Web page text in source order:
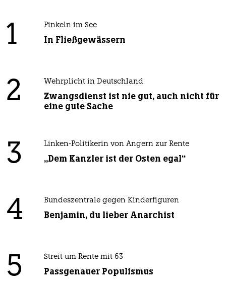
1 Pinkeln im See
In Fließgewässern
2 Wehrplicht in Deutschland
Zwangsdienst ist nie gut, auch nicht für
eine gute Sache
3 Linken-Politikerin von Angern zur Rente
„Dem Kanzler ist der Osten egal“
4 Bundeszentrale gegen Kinderfiguren
Benjamin, du lieber Anarchist
5 Streit um Rente mit 63
Passgenauer Populismus